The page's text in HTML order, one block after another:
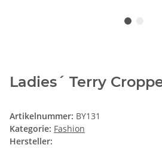
Ladies´ Terry
Artikelnummer: BY131
Kategorie: Fashion
Hersteller: